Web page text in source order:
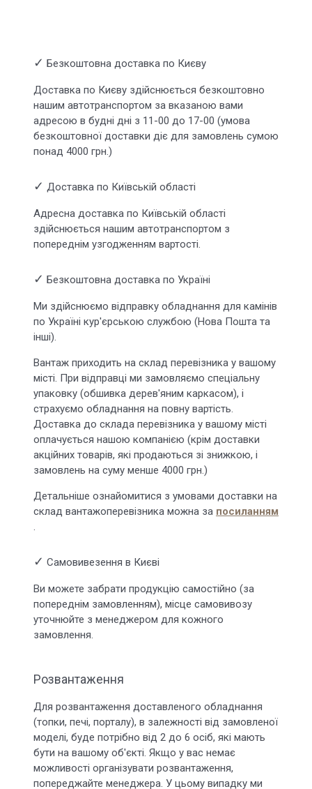
✓ Безкоштовна доставка по Києву
Доставка по Києву здійснюється безкоштовно
нашим автотранспортом за вказаною вами
адресою в будні дні з 11-00 до 17-00 (умова
безкоштовної доставки діє для замовлень сумою
понад 4000 грн.)
✓ Доставка по Київській області
Адресна доставка по Київській області
здійснюється нашим автотранспортом з
попереднім узгодженням вартості.
✓ Безкоштовна доставка по Україні
Ми здійснюємо відправку обладнання для камінів
по Україні кур'єрською службою (Нова Пошта та
інші).
Вантаж приходить на склад перевізника у вашому
місті. При відправці ми замовляємо спеціальну
упаковку (обшивка дерев'яним каркасом), і
страхуємо обладнання на повну вартість.
Доставка до склада перевізника у вашому місті
оплачується нашою компанією (крім доставки
акційних товарів, які продаються зі знижкою, і
замовлень на суму менше 4000 грн.)
Детальніше ознайомитися з умовами доставки на
склад вантажоперевізника можна за посиланням
.
✓ Самовивезення в Києві
Ви можете забрати продукцію самостійно (за
попереднім замовленням), місце самовивозу
уточнюйте з менеджером для кожного
замовлення.
Розвантаження
Для розвантаження доставленого обладнання
(топки, печі, порталу), в залежності від замовленої
моделі, буде потрібно від 2 до 6 осіб, які мають
бути на вашому об'єкті. Якщо у вас немає
можливості організувати розвантаження,
попереджайте менеджера. У цьому випадку ми